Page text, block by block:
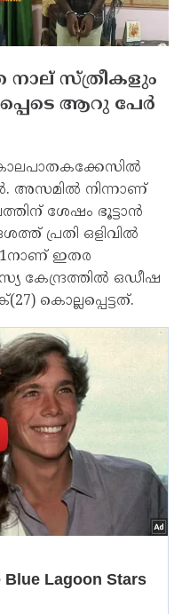
നാല് സ്ത്രീകളും
ആറു പേര്‍
അസമില്‍ നിന്നാണ്
ശേഷം ഭൂട്ടാന്‍
പ്രതി ഒളിവില്‍
ഇതര
കേന്ദ്രത്തില്‍ ഒഡീഷ
കൊല്ലപ്പെട്ടത്.